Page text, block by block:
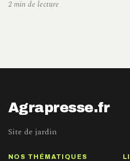
2 min de lecture
Agrapresse.fr
Site de jardin
NOS THÉMATIQUES